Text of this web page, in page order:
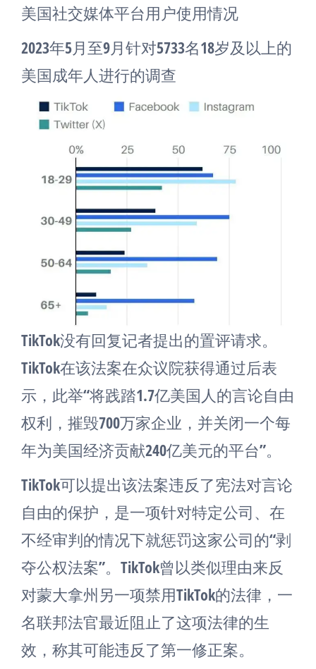
美国社交媒体平台用户使用情况
2023年5月至9月针对5733名18岁及以上的
美国成年人进行的调查
TikTok没有回复记者提出的置评请求。
TikTok在该法案在众议院获得通过后表
示，此举“将践踏1.7亿美国人的言论自由
权利，摧毁700万家企业，并关闭一个每
年为美国经济贡献240亿美元的平台”。
TikTok可以提出该法案违反了宪法对言论
自由的保护，是一项针对特定公司、在
不经审判的情况下就惩罚这家公司的“剥
夺公权法案”。TikTok曾以类似理由来反
对蒙大拿州另一项禁用TikTok的法律，一
名联邦法官最近阻止了这项法律的生
效，称其可能违反了第一修正案。